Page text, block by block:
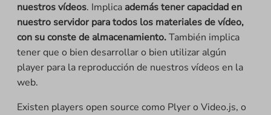
nuestros vídeos. Implica además tener capacidad en
nuestro servidor para todos los materiales de vídeo,
con su conste de almacenamiento.También implica
tener que o bien desarrollar o bien utilizar algún
player para la reproducción de nuestros vídeos en la
web.
Existen players open source como Plyer o Video.js, o